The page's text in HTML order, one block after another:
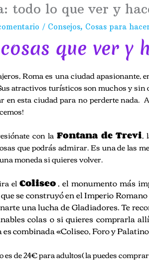
todo lo que ver y
/ Consejos, Cosas para
que ver y
Roma es una ciudad
atractivos turísticos son muchos y sin
en esta ciudad para no perderte nada.
con laFontana de Trevi,
que podrás admirar. Es una de las
moneda si quieres volver.
elColiseo, el monumento más
se construyó en el Imperio
una lucha de Gladiadores. Te
colas o si quieres comprarla
combinada «Coliseo, Foro y
es de 24€ para adultos( la puedes